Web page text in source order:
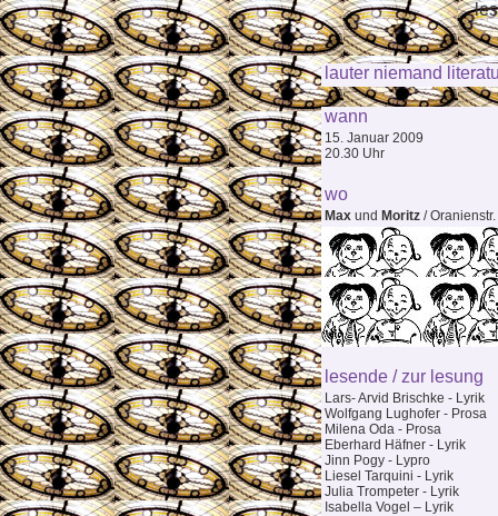
lauter niemand
wann
15. Januar 2009
20.30 Uhr
wo
Max und Moritz /
lesende / zur lesung
Lars- Arvid Brischke - Lyrik
Wolfgang Lughofer - Prosa
Milena Oda - Prosa
Eberhard Häfner - Lyrik
Jinn Pogy - Lypro
Liesel Tarquini - Lyrik
Julia Trompeter - Lyrik
Isabella Vogel – Lyrik